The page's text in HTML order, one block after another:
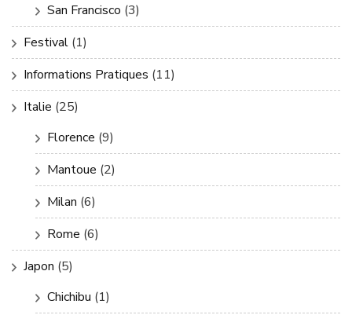
San Francisco (3)
Festival (1)
Informations Pratiques (11)
Italie (25)
Florence (9)
Mantoue (2)
Milan (6)
Rome (6)
Japon (5)
Chichibu (1)